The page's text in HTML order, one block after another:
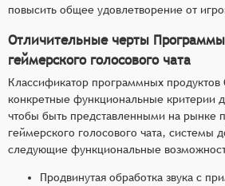
повысить общее удовлетворение от
Отличительные черты
геймерского голосового чата
Классификатор программных продуктов
конкретные функциональные критерии
чтобы быть представленными на рынке
геймерского голосового чата, системы
следующие функциональные
Продвинутая обработка звука с